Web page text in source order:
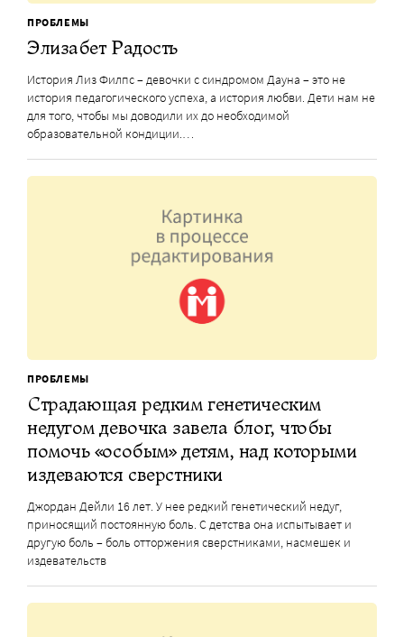
ПРОБЛЕМЫ
Элизабет Радость
История Лиз Филпс – девочки с синдромом Дауна – это не
история педагогического успеха, а история любви. Дети нам не
для того, чтобы мы доводили их до необходимой
образовательной кондиции.…
ПРОБЛЕМЫ
Страдающая редким генетическим
недугом девочка завела блог, чтобы
помочь «особым» детям, над которыми
издеваются сверстники
Джордан Дейли 16 лет. У нее редкий генетический недуг,
приносящий постоянную боль. С детства она испытывает и
другую боль – боль отторжения сверстниками, насмешек и
издевательств